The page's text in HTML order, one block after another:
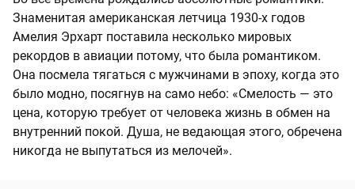
Знаменитая американская летчица 1930-х годов
Амелия Эрхарт поставила несколько мировых
рекордов в авиации потому, что была романтиком.
Она посмела тягаться с мужчинами в эпоху, когда это
было модно, посягнув на само небо: «Смелость — это
цена, которую требует от человека жизнь в обмен на
внутренний покой. Душа, не ведающая этого, обречена
никогда не выпутаться из мелочей».